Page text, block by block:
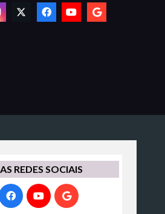
REDES SOCIAIS